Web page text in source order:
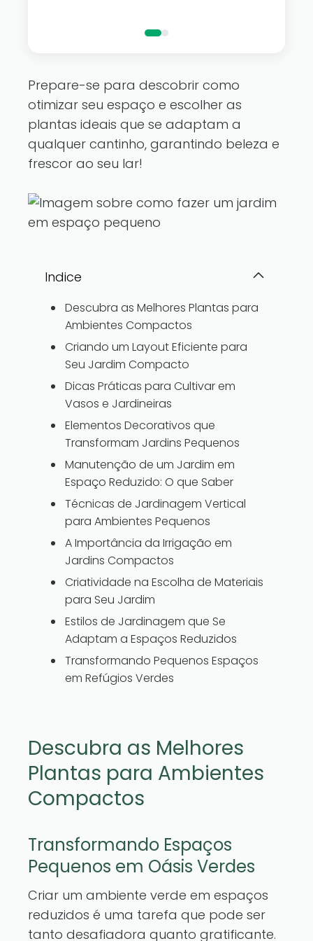
Prepare-se para descobrir como
otimizar seu espaço e escolher as
plantas ideais que se adaptam a
qualquer cantinho, garantindo beleza e
frescor ao seu lar!
Indice
Descubra as Melhores Plantas para
Ambientes Compactos
Criando um Layout Eficiente para
Seu Jardim Compacto
Dicas Práticas para Cultivar em
Vasos e Jardineiras
Elementos Decorativos que
Transformam Jardins Pequenos
Manutenção de um Jardim em
Espaço Reduzido: O que Saber
Técnicas de Jardinagem Vertical
para Ambientes Pequenos
A Importância da Irrigação em
Jardins Compactos
Criatividade na Escolha de Materiais
para Seu Jardim
Estilos de Jardinagem que Se
Adaptam a Espaços Reduzidos
Transformando Pequenos Espaços
em Refúgios Verdes
Descubra as Melhores
Plantas para Ambientes
Compactos
Transformando Espaços
Pequenos em Oásis Verdes
Criar um ambiente verde em espaços
reduzidos é uma tarefa que pode ser
tanto desafiadora quanto gratificante.